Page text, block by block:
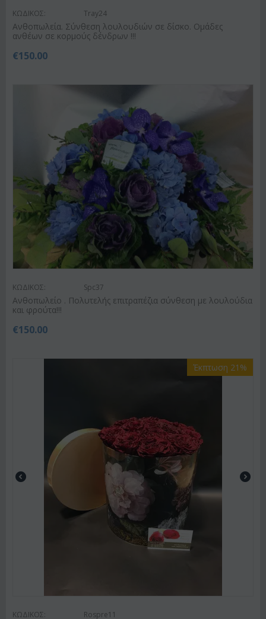
ΚΩΔΙΚΟΣ: Tray24
Ανθοπωλεία. Σύνθεση λουλουδιών σε δίσκο. Ομάδες
ανθέων σε κορμούς δένδρων !!!
€150.00
ΚΩΔΙΚΟΣ: Spc37
Ανθοπωλείο . Πολυτελής επιτραπέζια σύνθεση με λουλούδια
και φρούτα!!!
€150.00
Έκπτωση 21%
ΚΩΔΙΚΟΣ: Rospre11